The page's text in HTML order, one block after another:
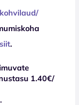
siit.
1.40€/